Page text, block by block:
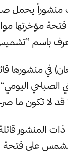
منشوراً يحمل
مؤخرتها
باسم
في منشورها
الصباحي
قد لا تكون ما
على فتحة